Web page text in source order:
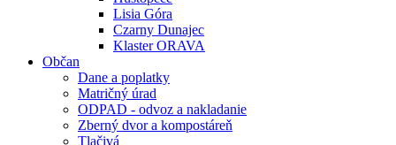
Lisia Góra
Czarny Dunajec
Klaster ORAVA
Občan
Dane a poplatky
Matričný úrad
ODPAD - odvoz a nakladanie
Zberný dvor a kompostáreň
Tlačivá